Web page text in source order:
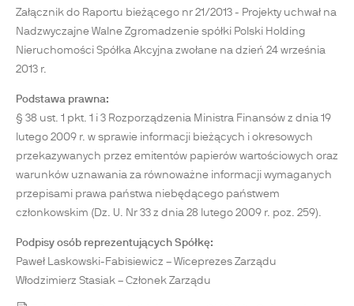
Załącznik do Raportu bieżącego nr 21/2013 - Projekty uchwał na
Nadzwyczajne Walne Zgromadzenie spółki Polski Holding
Nieruchomości Spółka Akcyjna zwołane na dzień 24 września
2013 r.
Podstawa prawna:
§ 38 ust. 1 pkt. 1 i 3 Rozporządzenia Ministra Finansów z dnia 19
lutego 2009 r. w sprawie informacji bieżących i okresowych
przekazywanych przez emitentów papierów wartościowych oraz
warunków uznawania za równoważne informacji wymaganych
przepisami prawa państwa niebędącego państwem
członkowskim (Dz. U. Nr 33 z dnia 28 lutego 2009 r. poz. 259).
Podpisy osób reprezentujących Spółkę:
Paweł Laskowski-Fabisiewicz – Wiceprezes Zarządu
Włodzimierz Stasiak – Członek Zarządu